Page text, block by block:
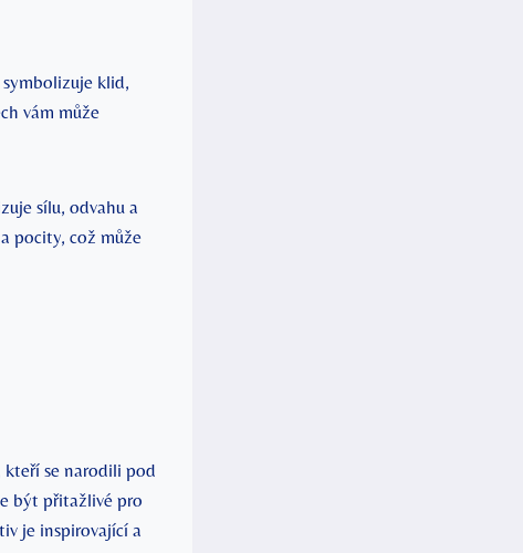
klid,
vám může
sílu, odvahu a
pocity, což může
kteří se narodili pod
být přitažlivé pro
je inspirovající a